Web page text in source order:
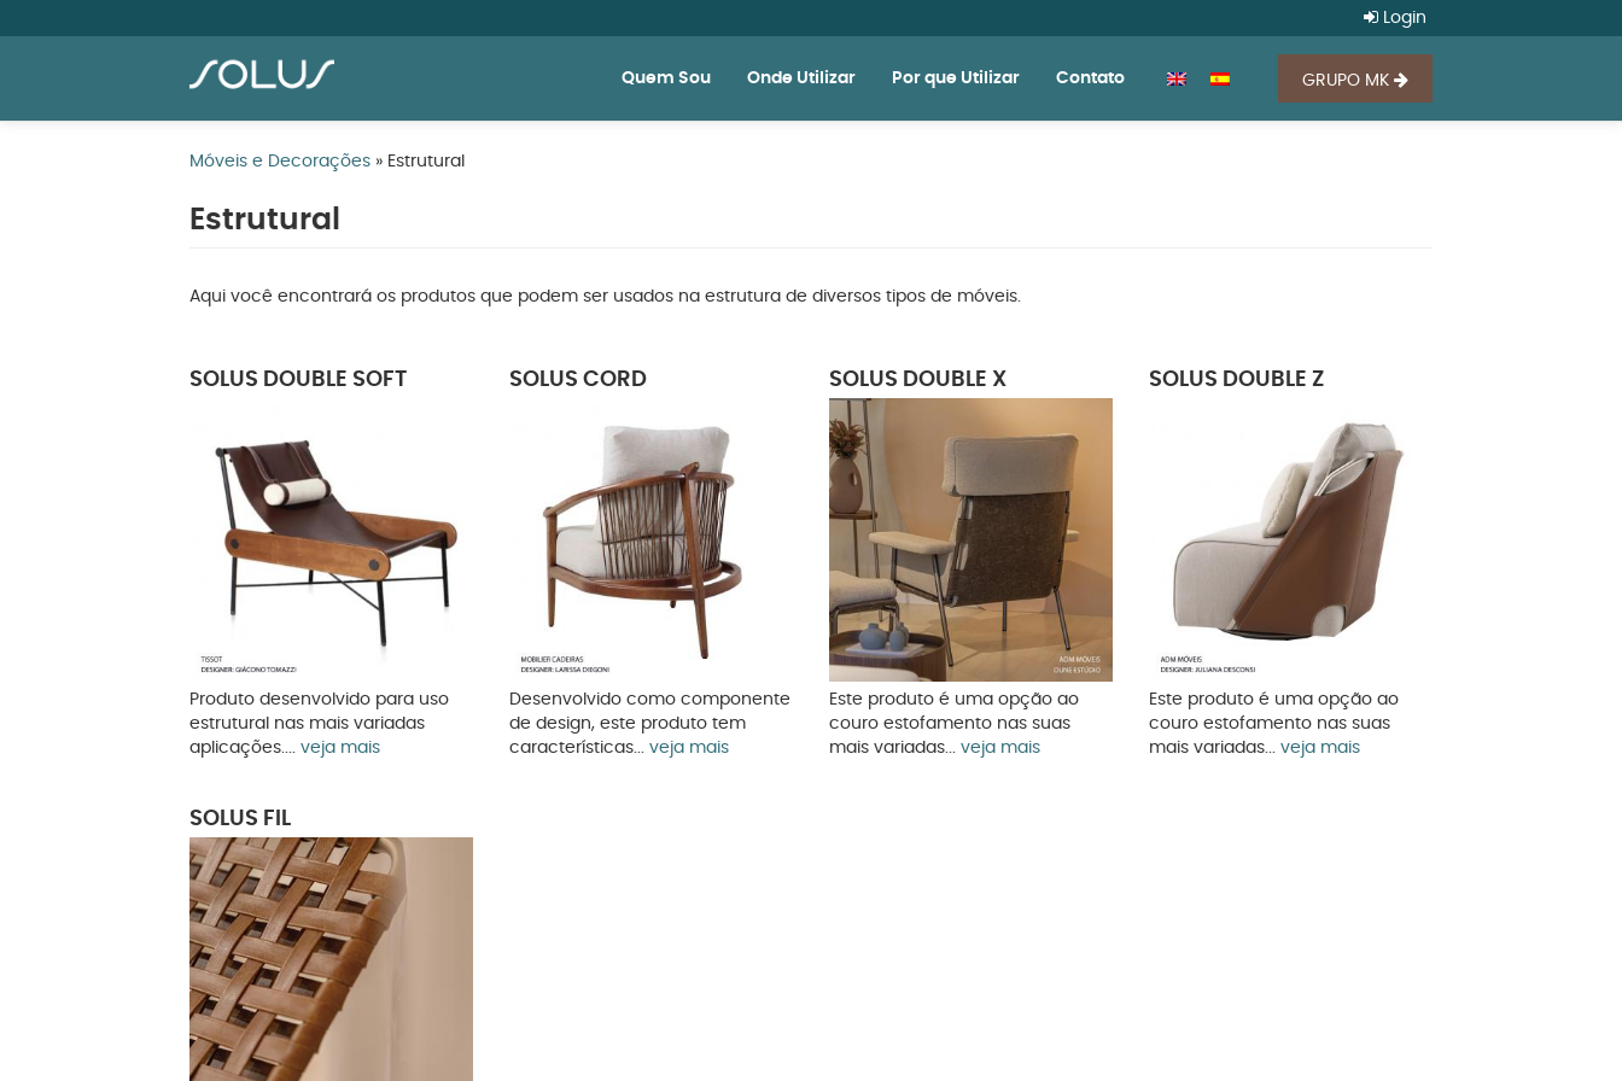
Pular
Login
GRUPO MK
Quem Sou Onde Utilizar Por que Utilizar Contato
Móveis e Decorações » Estrutural
Estrutural
Aqui você encontrará os produtos que podem ser usados na estrutura de diversos tipos de móveis.
SOLUS DOUBLE SOFT
Produto desenvolvido para uso
estrutural nas mais variadas
aplicações.... veja mais
SOLUS CORD
Desenvolvido como componente
de design, este produto tem
características... veja mais
SOLUS DOUBLE X
Este produto é uma opção ao
couro estofamento nas suas
mais variadas... veja mais
SOLUS DOUBLE Z
Este produto é uma opção ao
couro estofamento nas suas
mais variadas... veja mais
SOLUS FIL